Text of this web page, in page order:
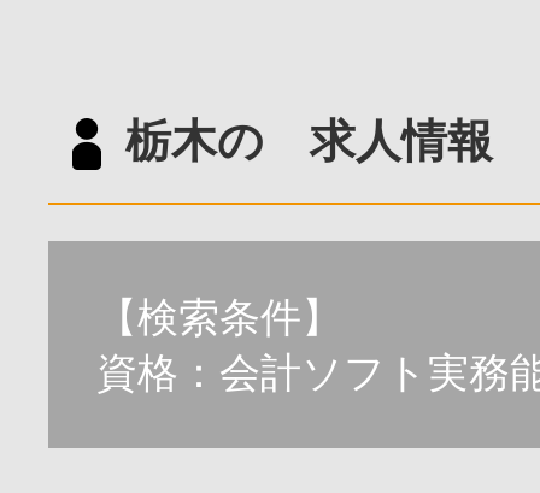
栃木の 求人情報
【検索条件】
資格：会計ソフト実務